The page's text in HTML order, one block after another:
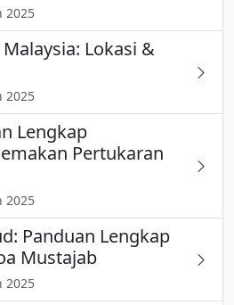
2025
Lokasi &
2025
Lengkap
Pertukaran
2025
Panduan Lengkap
Mustajab
2025